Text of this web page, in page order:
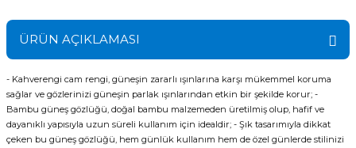
ÜRÜN AÇIKLAMASI
- Kahverengi cam rengi, güneşin zararlı ışınlarına karşı mükemmel koruma
sağlar ve gözlerinizi güneşin parlak ışınlarından etkin bir şekilde korur; -
Bambu güneş gözlüğü, doğal bambu malzemeden üretilmiş olup, hafif ve
dayanıklı yapısıyla uzun süreli kullanım için idealdir; - Şık tasarımıyla dikkat
çeken bu güneş gözlüğü, hem günlük kullanım hem de özel günlerde stilinizi